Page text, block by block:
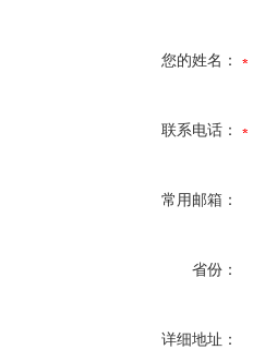
您的姓名：
联系电话：
常用邮箱：
省份：
详细地址：